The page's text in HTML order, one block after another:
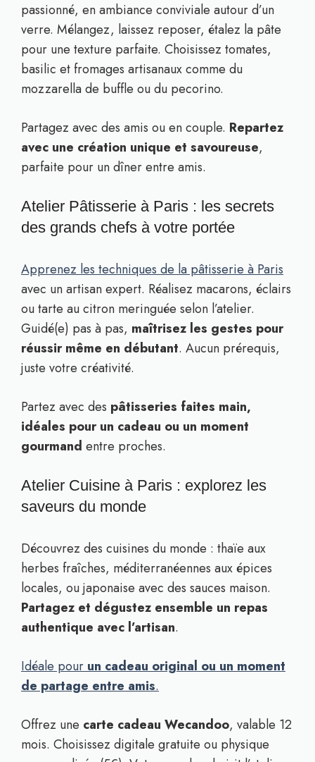
passionné, en ambiance conviviale autour d’un
verre. Mélangez, laissez reposer, étalez la pâte
pour une texture parfaite. Choisissez tomates,
basilic et fromages artisanaux comme du
mozzarella de buffle ou du pecorino.
Partagez avec des amis ou en couple. Repartez
avec une création unique et savoureuse,
parfaite pour un dîner entre amis.
Atelier Pâtisserie à Paris : les secrets
des grands chefs à votre portée
Apprenez les techniques de la pâtisserie à Paris
avec un artisan expert. Réalisez macarons, éclairs
ou tarte au citron meringuée selon l’atelier.
Guidé(e) pas à pas, maîtrisez les gestes pour
réussir même en débutant. Aucun prérequis,
juste votre créativité.
Partez avec des pâtisseries faites main,
idéales pour un cadeau ou un moment
gourmand entre proches.
Atelier Cuisine à Paris : explorez les
saveurs du monde
Découvrez des cuisines du monde : thaïe aux
herbes fraîches, méditerranéennes aux épices
locales, ou japonaise avec des sauces maison.
Partagez et dégustez ensemble un repas
authentique avec l’artisan.
Idéale pour un cadeau original ou un moment
de partage entre amis.
Offrez une carte cadeau Wecandoo, valable 12
mois. Choisissez digitale gratuite ou physique